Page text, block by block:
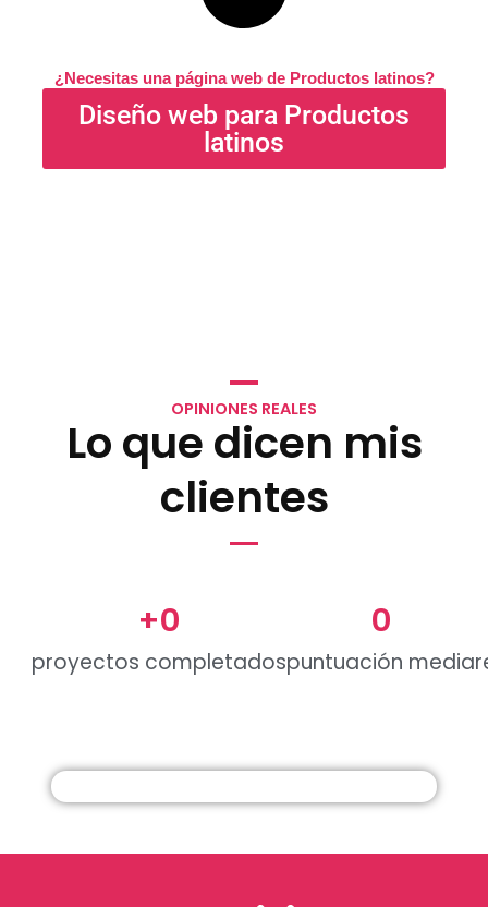
¿Necesitas una página web de Productos latinos?
Diseño web para Productos
latinos
OPINIONES REALES
Lo que dicen mis
clientes
proyectos completados
+0
puntuación media
0